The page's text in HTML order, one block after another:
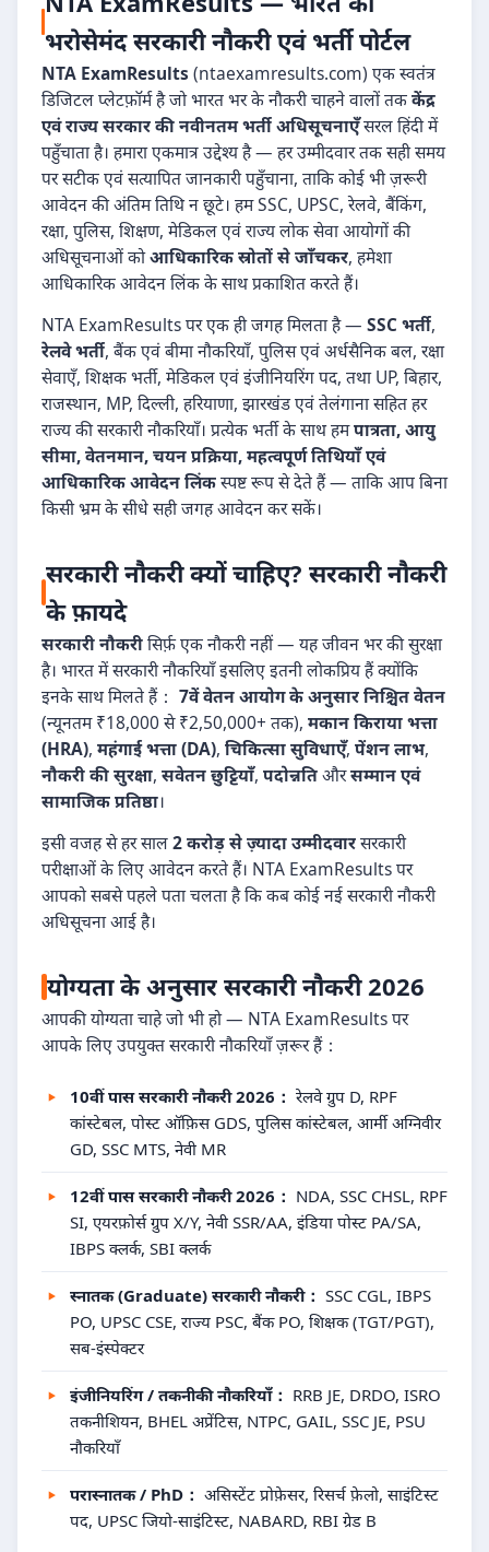
भरोसेमंद सरकारी नौकरी एवं भर्ती पोर्टल
NTA ExamResults (ntaexamresults.com) एक स्वतंत्र
डिजिटल प्लेटफ़ॉर्म है जो भारत भर के नौकरी चाहने वालों तककेंद्र
एवं राज्य सरकार की नवीनतम भर्ती अधिसूचनाएँसरल हिंदी में
पहुँचाता है। हमारा एकमात्र उद्देश्य है — हर उम्मीदवार तक सही समय
पर सटीक एवं सत्यापित जानकारी पहुँचाना, ताकि कोई भी ज़रूरी
आवेदन की अंतिम तिथि न छूटे। हम SSC, UPSC, रेलवे, बैंकिंग,
रक्षा, पुलिस, शिक्षण, मेडिकल एवं राज्य लोक सेवा आयोगों की
अधिसूचनाओं कोआधिकारिक स्रोतों से जाँचकर, हमेशा
आधिकारिक आवेदन लिंक के साथ प्रकाशित करते हैं।
NTA ExamResults पर एक ही जगह मिलता है — SSC भर्ती,
रेलवे भर्ती, बैंक एवं बीमा नौकरियाँ, पुलिस एवं अर्धसैनिक बल, रक्षा
सेवाएँ, शिक्षक भर्ती, मेडिकल एवं इंजीनियरिंग पद, तथा UP, बिहार,
राजस्थान, MP, दिल्ली, हरियाणा, झारखंड एवं तेलंगाना सहित हर
राज्य की सरकारी नौकरियाँ। प्रत्येक भर्ती के साथ हमपात्रता, आयु
सीमा, वेतनमान, चयन प्रक्रिया, महत्वपूर्ण तिथियाँ एवं
आधिकारिक आवेदन लिंकस्पष्ट रूप से देते हैं — ताकि आप बिना
किसी भ्रम के सीधे सही जगह आवेदन कर सकें।
सरकारी नौकरी क्यों चाहिए? सरकारी नौकरी
के फ़ायदे
सरकारी नौकरीसिर्फ़ एक नौकरी नहीं — यह जीवन भर की सुरक्षा
है। भारत में सरकारी नौकरियाँ इसलिए इतनी लोकप्रिय हैं क्योंकि
इनके साथ मिलते हैं： 7वें वेतन आयोग के अनुसार निश्चित वेतन
(न्यूनतम ₹18,000 से ₹2,50,000+ तक), मकान किराया भत्ता
(HRA), महंगाई भत्ता (DA), चिकित्सा सुविधाएँ, पेंशन लाभ,
नौकरी की सुरक्षा, सवेतन छुट्टियाँ, पदोन्नतिऔरसम्मान एवं
सामाजिक प्रतिष्ठा।
इसी वजह से हर साल2 करोड़ से ज़्यादा उम्मीदवारसरकारी
परीक्षाओं के लिए आवेदन करते हैं। NTA ExamResults पर
आपको सबसे पहले पता चलता है कि कब कोई नई सरकारी नौकरी
अधिसूचना आई है।
योग्यता के अनुसार सरकारी नौकरी 2026
आपकी योग्यता चाहे जो भी हो — NTA ExamResults पर
आपके लिए उपयुक्त सरकारी नौकरियाँ ज़रूर हैं：
10वीं पास सरकारी नौकरी 2026： रेलवे ग्रुप D, RPF
कांस्टेबल, पोस्ट ऑफ़िस GDS, पुलिस कांस्टेबल, आर्मी अग्निवीर
GD, SSC MTS, नेवी MR
12वीं पास सरकारी नौकरी 2026： NDA, SSC CHSL, RPF
SI, एयरफ़ोर्स ग्रुप X/Y, नेवी SSR/AA, इंडिया पोस्ट PA/SA,
IBPS क्लर्क, SBI क्लर्क
स्नातक (Graduate) सरकारी नौकरी： SSC CGL, IBPS
PO, UPSC CSE, राज्य PSC, बैंक PO, शिक्षक (TGT/PGT),
सब-इंस्पेक्टर
इंजीनियरिंग / तकनीकी नौकरियाँ： RRB JE, DRDO, ISRO
तकनीशियन, BHEL अप्रेंटिस, NTPC, GAIL, SSC JE, PSU
नौकरियाँ
परास्नातक / PhD： असिस्टेंट प्रोफ़ेसर, रिसर्च फ़ेलो, साइंटिस्ट
पद, UPSC जियो-साइंटिस्ट, NABARD, RBI ग्रेड B